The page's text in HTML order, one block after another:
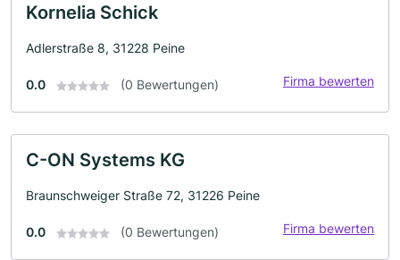
Kornelia Schick
Adlerstraße 8, 31228 Peine
0.0 (0 Bewertungen) Firma bewerten
C-ON Systems KG
Braunschweiger Straße 72, 31226 Peine
0.0 (0 Bewertungen) Firma bewerten